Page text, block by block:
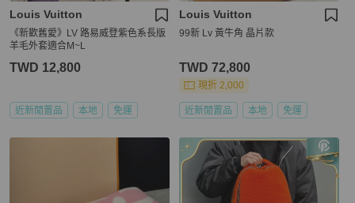
Louis Vuitton
《新歡舊愛》LV 路易威登紫色系長版
羊毛外套適合M~L
TWD 12,800
近新閒置品 本地 免運
Louis Vuitton
99新 Lv 黃牛角 晶片款
TWD 72,800
現折 2,000
近新閒置品 本地 免運